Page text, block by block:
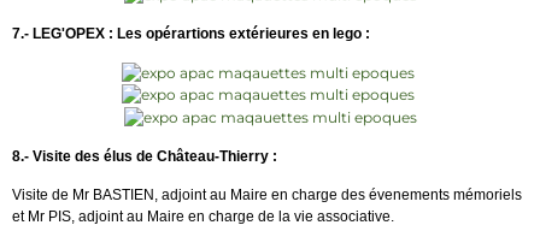
7.- LEG'OPEX : Les opérartions extérieures en lego :
8.- Visite des élus de Château-Thierry :
Visite de Mr BASTIEN, adjoint au Maire en charge des évenements mémoriels
et Mr PIS, adjoint au Maire en charge de la vie associative.